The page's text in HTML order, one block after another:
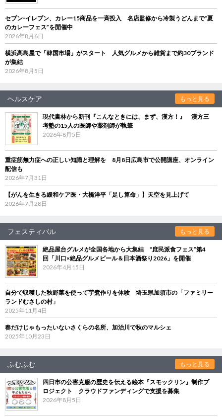
セブン‐イレブン、カレー15商品を一斉投入 名店監修から冷製うどんまで“夏
のカレーフェス”を開催中
2026年8月6日
横浜高島屋で「韓国市場」がスタート 人気グルメから雑貨まで約30ブランド
が集結
2026年8月5日
ヘルスケア もっと見る
現代書林から新刊『こんなときには、まず、漢方！』 漢方三
考塾の15人の医師や薬剤師が執筆
2026年8月5日
重症筋無力症への正しい知識と理解を 8月8日広島市で公開講座、オンライン
配信も
2026年7月31日
【がんを生きる緩和ケア医・大橋洋平「足し算命」】天空を見上げて
2026年7月28日
フェスティバル もっと見る
絶品屋台グルメが全国各地から大集結 “庶民派食フェス”第4
回「川口×絶品グルメビール＆日本酒祭り2026」を開催
2026年4月15日
自分で収穫した秋野菜を使って芋煮作りを体験 埼玉県加須市の「ファミリー
ランドむさしの村」
2025年11月4日
春だけじゃもったいないさくらの名所、加治川で秋のマルシェ
2025年10月23日
ふむふむ もっと見る
四日市の公害克服の歴史を伝える絵本『スモックリン』制作プ
ロジェクト クラウドファンディングで支援を募集
2026年8月5日